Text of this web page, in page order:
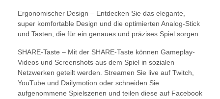
Ergonomischer Design – Entdecken Sie das elegante,
super komfortable Design und die optimierten Analog-Stick
und Tasten, die für ein genaues und präzises Spiel sorgen.
SHARE-Taste – Mit der SHARE-Taste können Gameplay-
Videos und Screenshots aus dem Spiel in sozialen
Netzwerken geteilt werden. Streamen Sie live auf Twitch,
YouTube und Dailymotion oder schneiden Sie
aufgenommene Spielszenen und teilen diese auf Facebook